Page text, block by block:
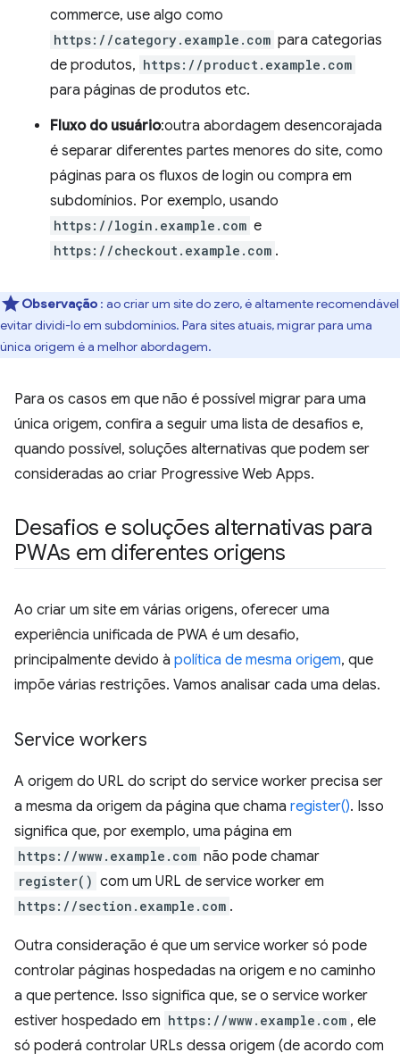
commerce, use algo como
https://category.example.com para categorias
de produtos, https://product.example.com
para páginas de produtos etc.
Fluxo do usuário:outra abordagem desencorajada
é separar diferentes partes menores do site, como
páginas para os fluxos de login ou compra em
subdomínios. Por exemplo, usando
https://login.example.com e
https://checkout.example.com .
Observação : ao criar um site do zero, é altamente recomendável
evitar dividi-lo em subdomínios. Para sites atuais, migrar para uma
única origem é a melhor abordagem.
Para os casos em que não é possível migrar para uma
única origem, confira a seguir uma lista de desafios e,
quando possível, soluções alternativas que podem ser
consideradas ao criar Progressive Web Apps.
Desafios e soluções alternativas para
PWAs em diferentes origens
Ao criar um site em várias origens, oferecer uma
experiência unificada de PWA é um desafio,
principalmente devido à política de mesma origem, que
impõe várias restrições. Vamos analisar cada uma delas.
Service workers
A origem do URL do script do service worker precisa ser
a mesma da origem da página que chama register(). Isso
significa que, por exemplo, uma página em
https://www.example.com não pode chamar
register() com um URL de service worker em
https://section.example.com .
Outra consideração é que um service worker só pode
controlar páginas hospedadas na origem e no caminho
a que pertence. Isso significa que, se o service worker
estiver hospedado em https://www.example.com , ele
só poderá controlar URLs dessa origem (de acordo com